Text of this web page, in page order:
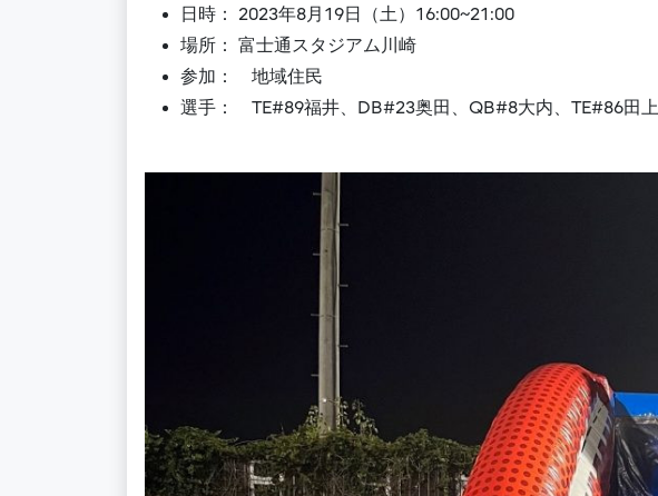
日時： 2023年8月 19日（土 ）16:00~21 :00
場所： 富士通スタジアム川崎
参加： 地域住民
選手： TE#89福井、DB#23奥田、QB#8大内、TE#86田上